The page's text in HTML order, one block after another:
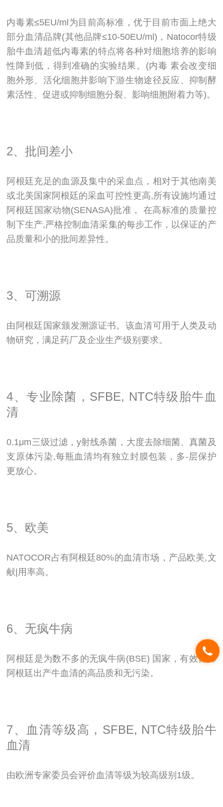
内毒素≤5EU/ml为目前高标准，优于目前市面上绝大
部分血清品牌(其他品牌≤10-50EU/ml)，Natocor特级
胎牛血清超低内毒素的特点将各种对细胞培养的影响
性降到低，得到准确的实验结果。(内毒 素会改变细
胞外形、活化细胞并影响下游生物途径反应、抑制酵
素活性、促进或抑制细胞分裂、影响细胞附着力等)。
2、批间差小
阿根廷充足的血源及集中的采血点，相对于其他南美
或北美国家阿根廷的采血可控性更高,所有设施均通过
阿根廷国家动物(SENASA)批准， 在高标准的质量控
制下生产,严格控制血清采集的每步工作，以保证的产
品质量和小的批间差异性。
3、可溯源
由阿根廷国家颁发溯源证书。该血清可用于人类及动
物研究，满足药厂及企业生产级别要求。
4、专业除菌，SFBE, NTC特级胎牛血
清
0.1μm三级过滤，y射线杀菌，大度去除细菌、真菌及
支原体污染,每瓶血清均有独立封膜包装，多-层保护
更放心。
5、欧美
NATOCOR占有阿根廷80%的血清市场，产品欧美,文
献|用率高。
6、无疯牛病
阿根廷是为数不多的无疯牛病(BSE) 国家，有效保障
阿根廷出产牛血清的高品质和无污染。
7、血清等级高，SFBE, NTC特级胎牛
血清
由欧洲专家委员会评价血清等级为较高级别1级。